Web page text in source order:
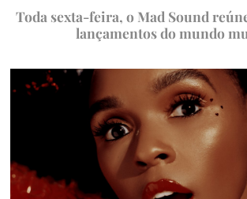
Toda sexta-feira, o Mad Sound
lançamentos do mundo